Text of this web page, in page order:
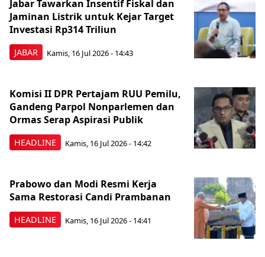
JABAR
Jabar Tawarkan Insentif Fiskal dan
Jaminan Listrik untuk Kejar Target
Investasi Rp314 Triliun
Kamis, 16 Jul 2026 - 14:43
HEADLINE
Komisi II DPR Pertajam RUU Pemilu,
Gandeng Parpol Nonparlemen dan
Ormas Serap Aspirasi Publik
Kamis, 16 Jul 2026 - 14:42
HEADLINE
Prabowo dan Modi Resmi Kerja
Sama Restorasi Candi Prambanan
Kamis, 16 Jul 2026 - 14:41